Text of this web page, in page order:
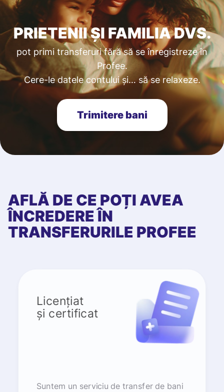
PRIETENII ȘI FAMILIA DVS.
pot primi transferuri fără să se înregistreze în
Profee.
Cere-le datele contului și… să se relaxeze.
Trimitere bani
AFLĂ DE CE POȚI AVEA
ÎNCREDERE ÎN
TRANSFERURILE PROFEE
Licențiat
și certificat
Suntem un serviciu de transfer de bani